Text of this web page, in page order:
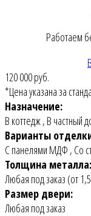
Работаем
120 000 руб.
*Цена указана за
Назначение:
В коттедж, В частный
Варианты
С панелями МДФ , Со
Толщина металла:
Любая под заказ (от
Размер двери:
Любая под заказ